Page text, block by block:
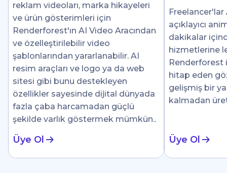
reklam videoları, marka hikayeleri
ve ürün gösterimleri için
Renderforest'ın AI Video Aracından
ve özelleştirilebilir video
şablonlarından yararlanabilir. AI
resim araçları ve logo ya da web
sitesi gibi bunu destekleyen
özellikler sayesinde dijital dünyada
fazla çaba harcamadan güçlü
şekilde varlık göstermek mümkün..
Üye Ol
açıklayıcı
dakikalar
hizmetlerine
Renderforest
hitap eden
gelişmiş bir
kalmadan
Üye Ol